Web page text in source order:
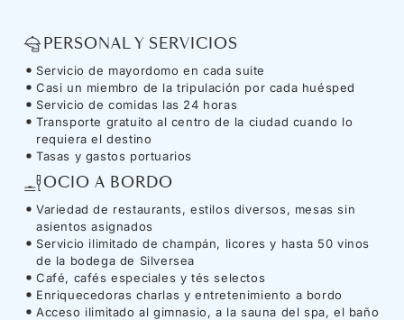
PERSONAL Y SERVICIOS
Servicio de mayordomo en cada suite
Casi un miembro de la tripulación por cada huésped
Servicio de comidas las 24 horas
Transporte gratuito al centro de la ciudad cuando lo
requiera el destino
Tasas y gastos portuarios
OCIO A BORDO
Variedad de restaurants, estilos diversos, mesas sin
asientos asignados
Servicio ilimitado de champán, licores y hasta 50 vinos
de la bodega de Silversea
Café, cafés especiales y tés selectos
Enriquecedoras charlas y entretenimiento a bordo
Acceso ilimitado al gimnasio, a la sauna del spa, el baño